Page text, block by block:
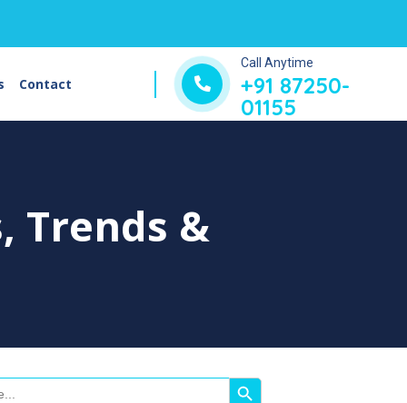
Contact
Call Anytime
+91 87250-
01155
Trends &
Search Button